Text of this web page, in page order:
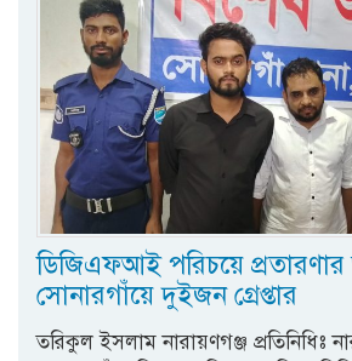
ডিজিএফআই পরিচয়ে
সোনারগাঁয়ে দুইজন গ্রেপ্তার
তরিকুল ইসলাম নারায়ণগঞ্জ প্রতিনিধিঃ